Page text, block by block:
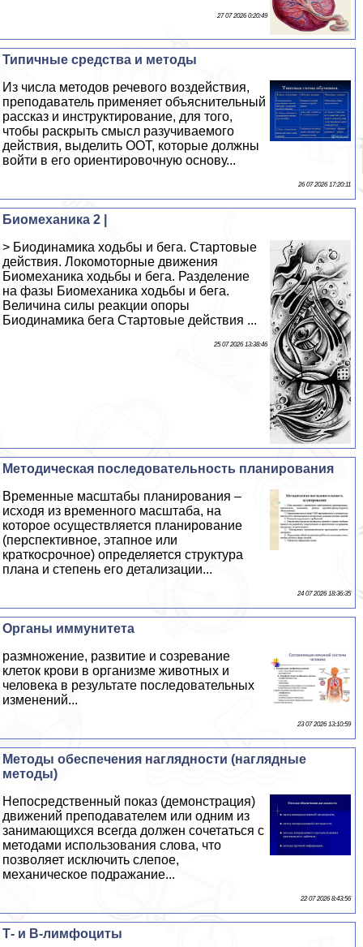
27 07 2026 0:20:49
Типичные средства и методы
Из числа методов речевого воздействия,
преподаватель применяет объяснительный
рассказ и инструктирование, для того,
чтобы раскрыть смысл разучиваемого
действия, выделить ООТ, которые должны
войти в его ориентировочную основу...
26 07 2026 17:20:11
Биомеханика 2 |
> Биодинамика ходьбы и бега. Стартовые
действия. Локомоторные движения
Биомеханика ходьбы и бега. Разделение
на фазы Биомеханика ходьбы и бега.
Величина силы реакции опоры
Биодинамика бега Стартовые действия ...
25 07 2026 13:38:46
Методическая последовательность планирования
Временные масштабы планирования –
исходя из временного масштаба, на
которое осуществляется планирование
(перспективное, этапное или
краткосрочное) определяется структура
плана и степень его детализации...
24 07 2026 18:36:35
Органы иммунитета
размножение, развитие и созревание
клеток крови в организме животных и
человека в результате последовательных
изменений...
23 07 2026 13:10:59
Методы обеспечения наглядности (наглядные
методы)
Непосредственный показ (демонстрация)
движений преподавателем или одним из
занимающихся всегда должен сочетаться с
методами использования слова, что
позволяет исключить слепое,
механическое подражание...
22 07 2026 8:43:56
Т- и В-лимфоциты